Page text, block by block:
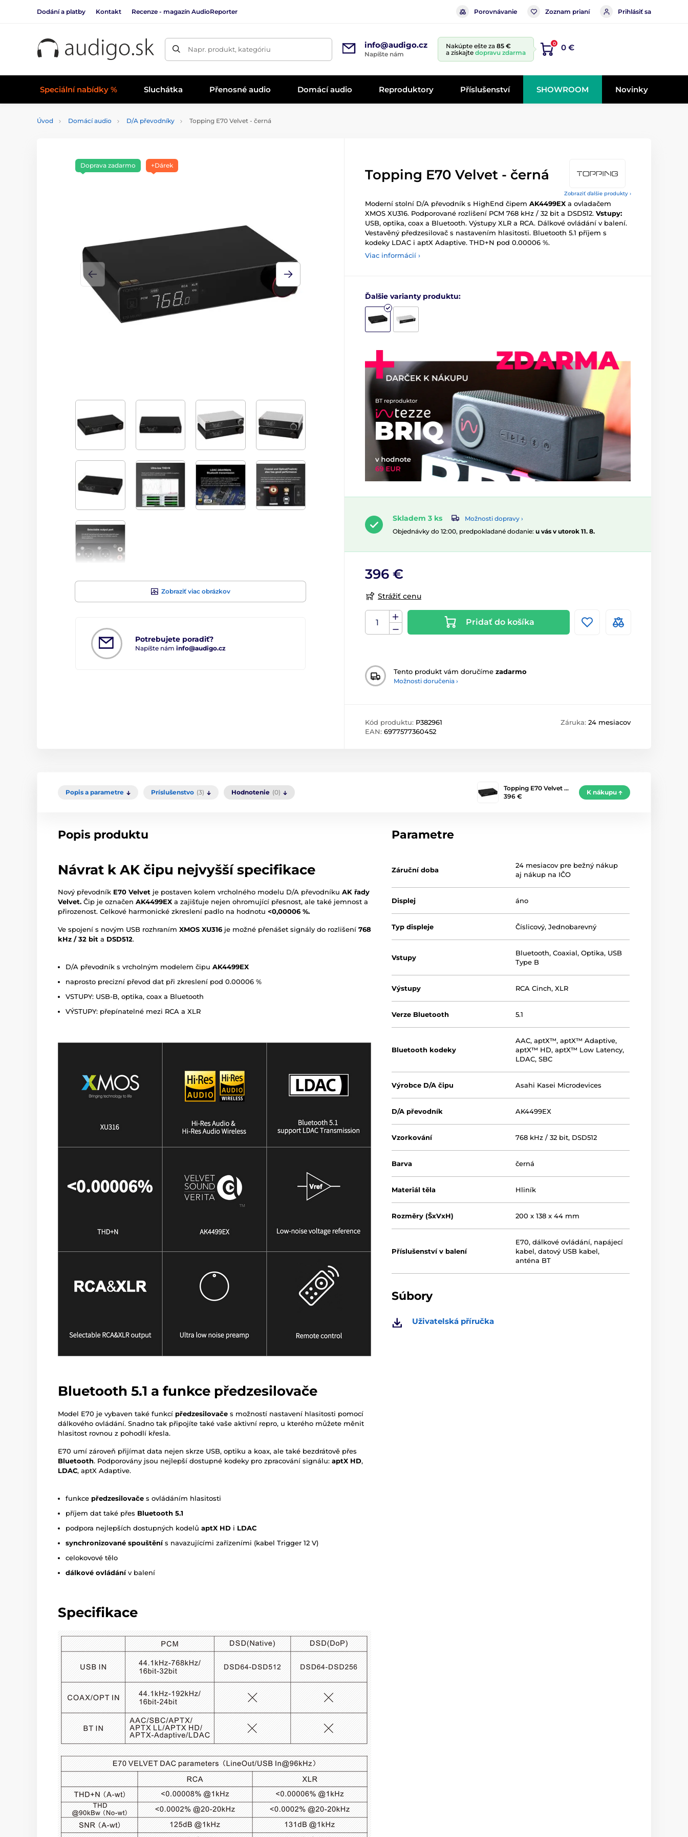
Dodání a platby Kontakt Recenze - magazín AudioReporter Porovnávanie Zoznam prianí Prihlásiť sa
Napr. produkt, kategóriu info@audigo.cz
Napíšte nám
Nakúpte ešte za 85 €
a získajte dopravu zdarma
0 0 €
Speciální nabídky % Sluchátka Přenosné audio Domácí audio Reproduktory Příslušenství SHOWROOM Novinky
Úvod Domácí audio D/A převodníky Topping E70 Velvet - černá
Zobraziť ďalšie produkty ›
Zobraziť viac obrázkov
Potrebujete poradiť?
Napíšte nám info@audigo.cz
Doprava zadarmo +Dárek
Topping E70 Velvet - černá
Moderní stolní D/A převodník s HighEnd čipem AK4499EX a ovladačem
XMOS XU316. Podporované rozlišení PCM 768 kHz / 32 bit a DSD512. Vstupy:
USB, optika, coax a Bluetooth. Výstupy XLR a RCA. Dálkové ovládání v balení.
Vestavěný předzesilovač s nastavením hlasitosti. Bluetooth 5.1 příjem s
kodeky LDAC i aptX Adaptive. THD+N pod 0.00006 %.
Viac informácií ›
Ďalšie varianty produktu:
Skladem 3 ks
Možnosti dopravy ›
Objednávky do 12:00, predpokladané dodanie: u vás v utorok 11. 8.
396 €
Strážiť cenu
Pridať do košíka
Tento produkt vám doručíme zadarmo
Možnosti doručenia ›
Kód produktu: P382961
EAN: 6977577360452
Záruka: 24 mesiacov
Popis a parametre Príslušenstvo (3) Hodnotenie (0)
Topping E70 Velvet …
396 €
K nákupu
Popis produktu
Návrat k AK čipu nejvyšší specifikace
Nový převodník E70 Velvet je postaven kolem vrcholného modelu D/A převodníku AK řady
Velvet. Čip je označen AK4499EX a zajišťuje nejen ohromující přesnost, ale také jemnost a
přirozenost. Celkové harmonické zkreslení padlo na hodnotu <0,00006 %.
Ve spojení s novým USB rozhraním XMOS XU316 je možné přenášet signály do rozlišení 768
kHz / 32 bit a DSD512.
D/A převodník s vrcholným modelem čipu AK4499EX
naprosto precizní převod dat při zkreslení pod 0.00006 %
VSTUPY: USB-B, optika, coax a Bluetooth
VÝSTUPY: přepínatelné mezi RCA a XLR
Bluetooth 5.1 a funkce předzesilovače
Model E70 je vybaven také funkcí předzesilovače s možností nastavení hlasitosti pomocí
dálkového ovládání. Snadno tak připojíte také vaše aktivní repro, u kterého můžete měnit
hlasitost rovnou z pohodlí křesla.
E70 umí zároveň přijímat data nejen skrze USB, optiku a koax, ale také bezdrátově přes
Bluetooth. Podporovány jsou nejlepší dostupné kodeky pro zpracování signálu: aptX HD,
LDAC, aptX Adaptive.
funkce předzesilovače s ovládáním hlasitosti
příjem dat také přes Bluetooth 5.1
podpora nejlepších dostupných kodelů aptX HD i LDAC
synchronizované spouštěnís navazujícími zařízeními (kabel Trigger 12 V)
celokovové tělo
dálkové ovládánív balení
Specifikace
Parametre
Záruční doba
24 mesiacov pre bežný nákup
aj nákup na IČO
Displej áno
Typ displeje Číslicový,Jednobarevný
Vstupy
Bluetooth,Coaxial,Optika, USB
Type B
Výstupy RCA Cinch,XLR
Verze Bluetooth 5.1
Bluetooth kodeky
AAC,aptX™,aptX™ Adaptive,
aptX™ HD,aptX™ Low Latency,
LDAC,SBC
Výrobce D/A čipu Asahi Kasei Microdevices
D/A převodník AK4499EX
Vzorkování 768 kHz / 32 bit, DSD512
Barva černá
Materiál těla Hliník
Rozměry (ŠxVxH) 200 x 138 x 44 mm
Příslušenství v balení
E70, dálkové ovládání, napájecí
kabel, datový USB kabel,
anténa BT
Súbory
Uživatelská příručka